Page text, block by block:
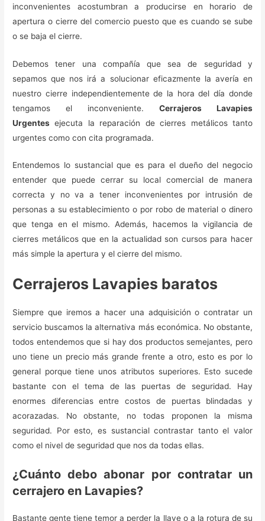
inconvenientes acostumbran a producirse en horario de
apertura o cierre del comercio puesto que es cuando se sube
o se baja el cierre.
Debemos tener una compañía que sea de seguridad y
sepamos que nos irá a solucionar eficazmente la avería en
nuestro cierre independientemente de la hora del día donde
tengamos el inconveniente. Cerrajeros Lavapies
Urgentes ejecuta la reparación de cierres metálicos tanto
urgentes como con cita programada.
Entendemos lo sustancial que es para el dueño del negocio
entender que puede cerrar su local comercial de manera
correcta y no va a tener inconvenientes por intrusión de
personas a su establecimiento o por robo de material o dinero
que tenga en el mismo. Además, hacemos la vigilancia de
cierres metálicos que en la actualidad son cursos para hacer
más simple la apertura y el cierre del mismo.
Cerrajeros Lavapies baratos
Siempre que iremos a hacer una adquisición o contratar un
servicio buscamos la alternativa más económica. No obstante,
todos entendemos que si hay dos productos semejantes, pero
uno tiene un precio más grande frente a otro, esto es por lo
general porque tiene unos atributos superiores. Esto sucede
bastante con el tema de las puertas de seguridad. Hay
enormes diferencias entre costos de puertas blindadas y
acorazadas. No obstante, no todas proponen la misma
seguridad. Por esto, es sustancial contrastar tanto el valor
como el nivel de seguridad que nos da todas ellas.
¿Cuánto debo abonar por contratar un
cerrajero en Lavapies?
Bastante gente tiene temor a perder la llave o a la rotura de su